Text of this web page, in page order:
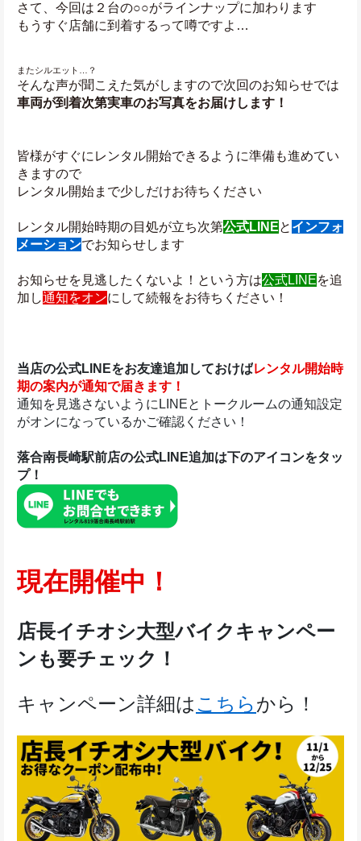
さて、今回は２台の○○がラインナップに加わります
もうすぐ店舗に到着するって噂ですよ…
またシルエット…？
そんな声が聞こえた気がしますので次回のお知らせでは
車両が到着次第実車のお写真をお届けします！
皆様がすぐにレンタル開始できるように準備も進めてい
きますので
レンタル開始まで少しだけお待ちください
レンタル開始時期の目処が立ち次第公式LINEと インフォ
メーションでお知らせします
お知らせを見逃したくないよ！という方は公式LINEを追
加し通知をオンにして続報をお待ちください！
当店の公式LINEをお友達追加しておけばレンタル開始時
期の案内が通知で届きます！
通知を見逃さないようにLINEとトークルームの通知設定
がオンになっているかご確認ください！
落合南長崎駅前店の公式LINE追加は下のアイコンをタッ
プ！
現在開催中！
店長イチオシ大型バイクキャンペー
ンも要チェック！
キャンペーン詳細はこちらから！